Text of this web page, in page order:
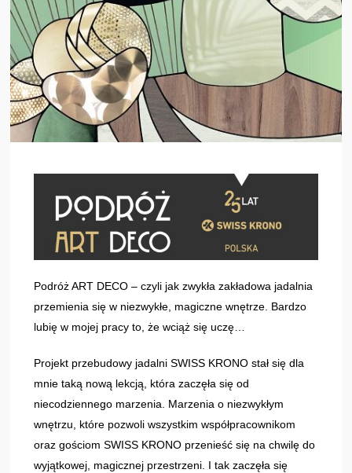
Podróż ART DECO – czyli jak zwykła zakładowa jadalnia
przemienia się w niezwykłe, magiczne wnętrze. Bardzo
lubię w mojej pracy to, że wciąż się uczę…
Projekt przebudowy jadalni SWISS KRONO stał się dla
mnie taką nową lekcją, która zaczęła się od
niecodziennego marzenia. Marzenia o niezwykłym
wnętrzu, które pozwoli wszystkim współpracownikom
oraz gościom SWISS KRONO przenieść się na chwilę do
wyjątkowej, magicznej przestrzeni. I tak zaczęła się